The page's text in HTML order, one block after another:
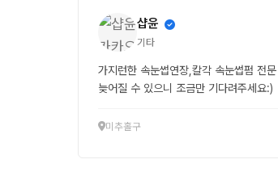
샵윤
기타
가지런한 속눈썹연장,칼각 속눈썹펌 전문
늦어질 수 있으니 조금만 기다려주세요:)
미추홀구